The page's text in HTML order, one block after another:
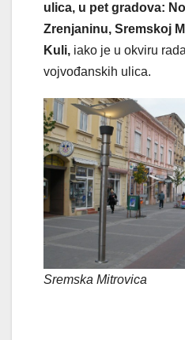
ulica, u pet gradova:
Zrenjaninu, Sremskoj
Kuli, iako je u okviru
vojvođanskih ulica.
Sremska